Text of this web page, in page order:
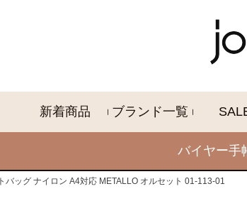
新着商品 ブランド一覧
検索
バイヤー手
バッグ ナイロン A4対応 METALLO オルセット 01-113-01